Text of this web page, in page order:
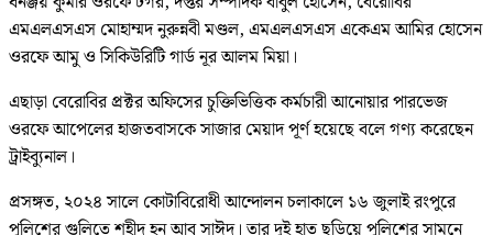
এমএলএসএস মোহাম্মদ নুরুন্নবী মণ্ডল, এমএলএসএস একেএম আমির হোসেন
ওরফে আমু ও সিকিউরিটি গার্ড নূর আলম মিয়া।
এছাড়া বেরোবির প্রক্টর অফিসের চুক্তিভিত্তিক কর্মচারী আনোয়ার পারভেজ
ওরফে আপেলের হাজতবাসকে সাজার মেয়াদ পূর্ণ হয়েছে বলে গণ্য করেছেন
ট্রাইব্যুনাল।
প্রসঙ্গত, ২০২৪ সালে কোটাবিরোধী আন্দোলন চলাকালে ১৬ জুলাই রংপুরে